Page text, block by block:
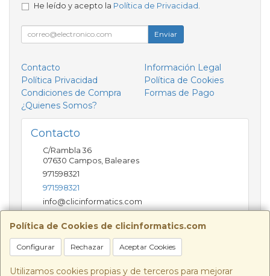
Política de Cookies de clicinformatics.com
Configurar Rechazar Aceptar Cookies
Utilizamos cookies propias y de terceros para mejorar
He leído y acepto la Política de Privacidad
Enviar
Contacto
Información Legal
Política Privacidad
Política de Cookies
Condiciones de Compra
Formas de Pago
¿Quienes Somos?
Contacto
C/Rambla 36
07630 Campos Baleares
971598321
971598321
info@clicinformatics.com
Horario
De lunes a viernes 9:00-13:30/16:00-19:30 Sábados
10:00-13:00